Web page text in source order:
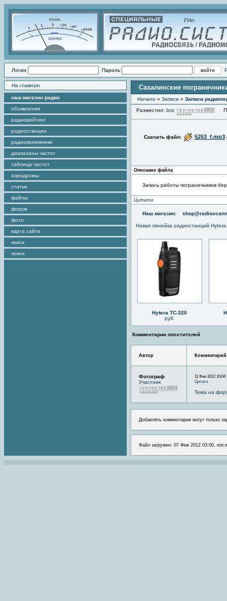
Логин Пароль
На главную
наш магазин радио
объявления
радиорейтинг
радиостанции
радиоприемники
диапазоны частот
таблица частот
аэродромы
статьи
файлы
форум
фото
карта сайта
поиск
поиск
Сахалинские
Начало » Записи » Записи
Разместил: briz
Скачать файл: 5253_f.mp3
Описание файла
Запись работы пограничников
Цитата
Наш магазин:
Новая линейка радиостанций
Hytera TC-320
руб.
Комментарии посетителей
Автор Комментарий
Фотограф
Участник
11 Фев 2012 10:04
Цитата
Тема на
Добавлять комментарии могут только
Файл загружен: 07 Фев 2012 03:00,